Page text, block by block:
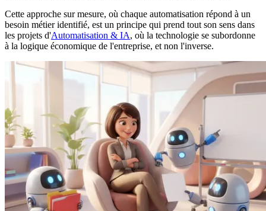
Cette approche sur mesure, où chaque automatisation répond à un
besoin métier identifié, est un principe qui prend tout son sens dans
les projets d'Automatisation & IA, où la technologie se subordonne
à la logique économique de l'entreprise, et non l'inverse.